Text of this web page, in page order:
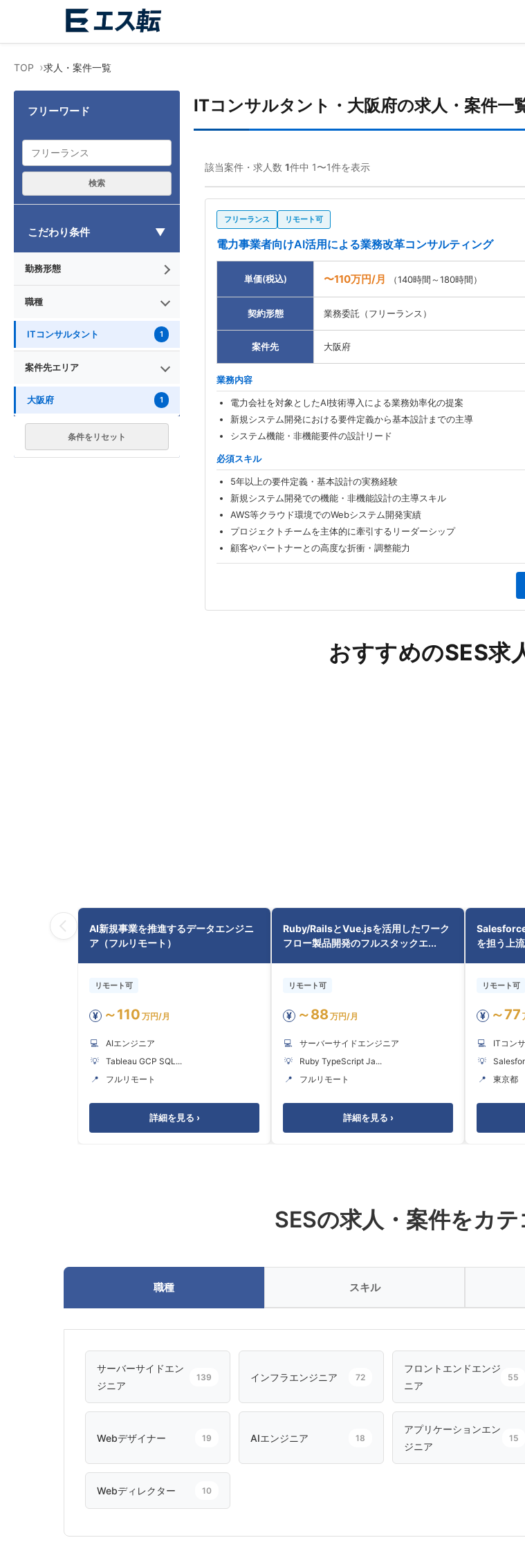
TOP 求人・案件一覧
フリーワード
検索
こだわり条件
勤務形態
職種
ITコンサルタント 1
案件先エリア
大阪府 1
条件をリセット
ITコンサルタント・大阪府の求人・案件一
該当案件・求人数 1件中 1〜1件を表示
フリーランス リモート可
電力事業者向けAI活用による業務改革コンサルティング
単価(税込) 〜110万円/月 （140時間～180時間）
契約形態 業務委託（フリーランス）
案件先 大阪府
業務内容
電力会社を対象としたAI技術導入による業務効率化の提案
新規システム開発における要件定義から基本設計までの主導
システム機能・非機能要件の設計リード
必須スキル
5年以上の要件定義・基本設計の実務経験
新規システム開発での機能・非機能設計の主導スキル
AWS等クラウド環境でのWebシステム開発実績
プロジェクトチームを主体的に牽引するリーダーシップ
顧客やパートナーとの高度な折衝・調整能力
おすすめのSES求
AI新規事業を推進するデータエンジニ
ア（フルリモート）
リモート可
¥ ～110 万円/月
💻
AIエンジニア
💡
Tableau GCP SQL...
📍
フルリモート
詳細を見る ›
Ruby/RailsとVue.jsを活用したワーク
フロー製品開発のフルスタックエ...
リモート可
¥ ～88万円/月
💻
サーバーサイドエンジニア
💡
Ruby TypeScript Ja...
📍
フルリモート
詳細を見る ›
を担う上
リモート可
¥ ～77
💻
ITコン
💡
📍
東京都
SESの求人・案件をカ
職種 スキル
サーバーサイドエン
ジニア
139 インフラエンジニア 72
フロントエンドエンジ
ニア
55
Webデザイナー 19 AIエンジニア 18
アプリケーションエン
ジニア
15
Webディレクター 10